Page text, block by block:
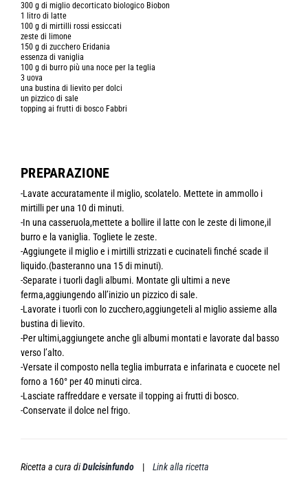
300 g di miglio decorticato biologico Biobon
1 litro di latte
100 g di mirtilli rossi essiccati
zeste di limone
150 g di zucchero Eridania
essenza di vaniglia
100 g di burro più una noce per la teglia
3 uova
una bustina di lievito per dolci
un pizzico di sale
topping ai frutti di bosco Fabbri
PREPARAZIONE
-Lavate accuratamente il miglio, scolatelo. Mettete in ammollo i
mirtilli per una 10 di minuti.
-In una casseruola,mettete a bollire il latte con le zeste di limone,il
burro e la vaniglia. Togliete le zeste.
-Aggiungete il miglio e i mirtilli strizzati e cucinateli finché scade il
liquido.(basteranno una 15 di minuti).
-Separate i tuorli dagli albumi. Montate gli ultimi a neve
ferma,aggiungendo all’inizio un pizzico di sale.
-Lavorate i tuorli con lo zucchero,aggiungeteli al miglio assieme alla
bustina di lievito.
-Per ultimi,aggiungete anche gli albumi montati e lavorate dal basso
verso l’alto.
-Versate il composto nella teglia imburrata e infarinata e cuocete nel
forno a 160° per 40 minuti circa.
-Lasciate raffreddare e versate il topping ai frutti di bosco.
-Conservate il dolce nel frigo.
Ricetta a cura diDulcisinfundo| Link alla ricetta